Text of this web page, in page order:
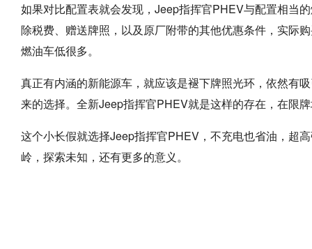
如果对比配置表就会发现，Jeep指挥官PHEV与配置相当
除税费、赠送牌照，以及原厂附带的其他优惠条件，实际
燃油车低很多。
真正有内涵的新能源车，就应该是褪下牌照光环，依然有
来的选择。全新Jeep指挥官PHEV就是这样的存在，在限
这个小长假就选择Jeep指挥官PHEV，不充电也省油，超
岭，探索未知，还有更多的意义。